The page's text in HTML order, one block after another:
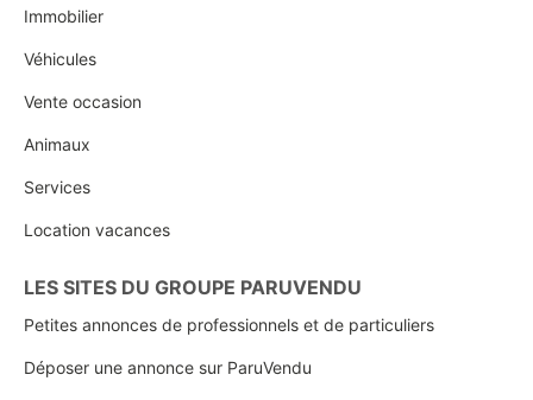
Immobilier
Véhicules
Vente occasion
Animaux
Services
Location vacances
LES SITES DU GROUPE PARUVENDU
Petites annonces de professionnels et de particuliers
Déposer une annonce sur ParuVendu